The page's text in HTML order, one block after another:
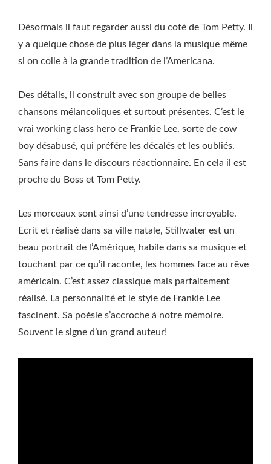
Désormais il faut regarder aussi du coté de Tom Petty. Il
y a quelque chose de plus léger dans la musique même
si on colle à la grande tradition de l’Americana.
Des détails, il construit avec son groupe de belles
chansons mélancoliques et surtout présentes. C’est le
vrai working class hero ce Frankie Lee, sorte de cow
boy désabusé, qui préfére les décalés et les oubliés.
Sans faire dans le discours réactionnaire. En cela il est
proche du Boss et Tom Petty.
Les morceaux sont ainsi d’une tendresse incroyable.
Ecrit et réalisé dans sa ville natale, Stillwater est un
beau portrait de l’Amérique, habile dans sa musique et
touchant par ce qu’il raconte, les hommes face au rêve
américain. C’est assez classique mais parfaitement
réalisé. La personnalité et le style de Frankie Lee
fascinent. Sa poésie s’accroche à notre mémoire.
Souvent le signe d’un grand auteur!